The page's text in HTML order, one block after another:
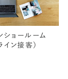
ショールーム
イン接客）